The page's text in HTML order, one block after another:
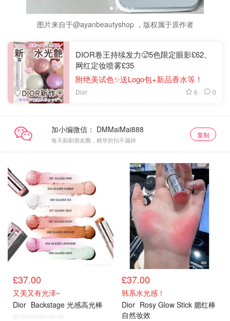
图片来自于@ayanbeautyshop ，版权属于原作者
DIOR卷王持续发力🥵5色限定眼影£62、
网红定妆喷雾£35
附绝美试色✨送Logo包+新品香水等！
Dior 6 0
加小编微信：
每天刷刷朋友圈，精华折扣不漏掉
复制
£37.00
又美又有光泽~
Dior Backstage 光感高光棒
@dealmoon.co.uk
£37.00
韩系水光感！
Dior Rosy Glow Stick 腮红棒
自然妆效